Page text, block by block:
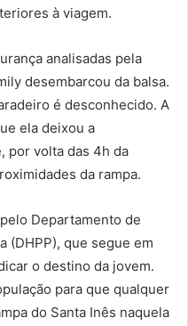
à viagem.
analisadas pela
desembarcou da balsa.
é desconhecido. A
ela deixou a
por volta das 4h da
da rampa.
Departamento de
(DHPP), que segue em
o destino da jovem.
para que qualquer
do Santa Inês naquela